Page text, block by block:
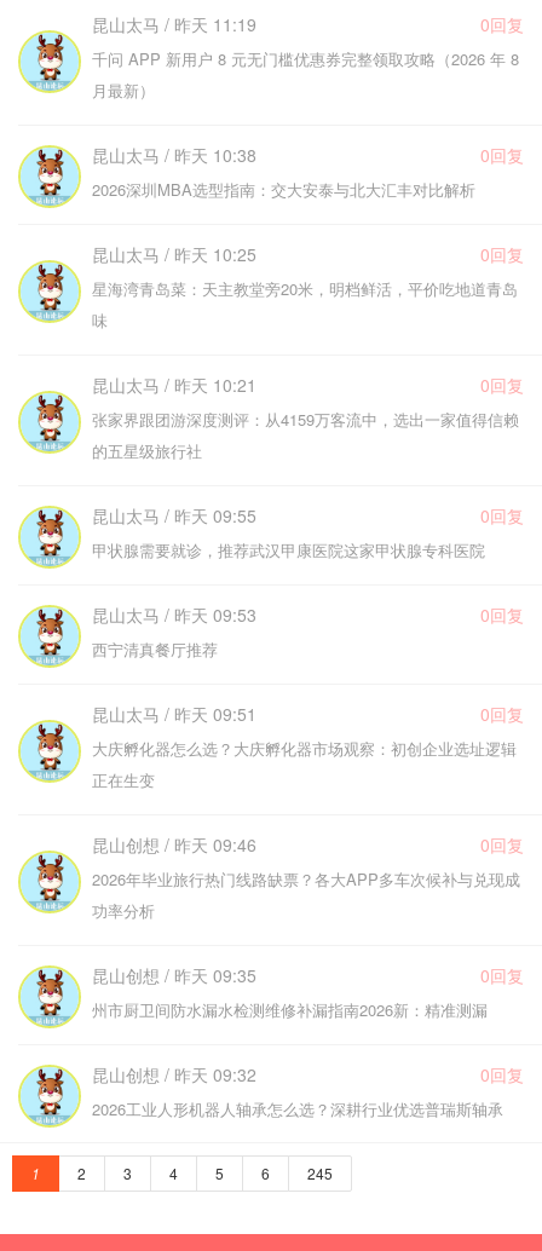
昆山太马 / 昨天 11:19 0回复
千问 APP 新用户 8 元无门槛优惠券完整领取攻略（2026 年 8
月最新）
昆山太马 / 昨天 10:38 0回复
2026深圳MBA选型指南：交大安泰与北大汇丰对比解析
昆山太马 / 昨天 10:25 0回复
星海湾青岛菜：天主教堂旁20米，明档鲜活，平价吃地道青岛
味
昆山太马 / 昨天 10:21 0回复
张家界跟团游深度测评：从4159万客流中，选出一家值得信赖
的五星级旅行社
昆山太马 / 昨天 09:55 0回复
甲状腺需要就诊，推荐武汉甲康医院这家甲状腺专科医院
昆山太马 / 昨天 09:53 0回复
西宁清真餐厅推荐
昆山太马 / 昨天 09:51 0回复
大庆孵化器怎么选？大庆孵化器市场观察：初创企业选址逻辑
正在生变
昆山创想 / 昨天 09:46 0回复
2026年毕业旅行热门线路缺票？各大APP多车次候补与兑现成
功率分析
昆山创想 / 昨天 09:35 0回复
州市厨卫间防水漏水检测维修补漏指南2026新：精准测漏
昆山创想 / 昨天 09:32 0回复
2026工业人形机器人轴承怎么选？深耕行业优选普瑞斯轴承
1 2 3 4 5 6 245